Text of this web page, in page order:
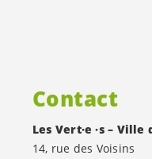
Contact
Les Vert·e ·s – Ville
14, rue des Voisins